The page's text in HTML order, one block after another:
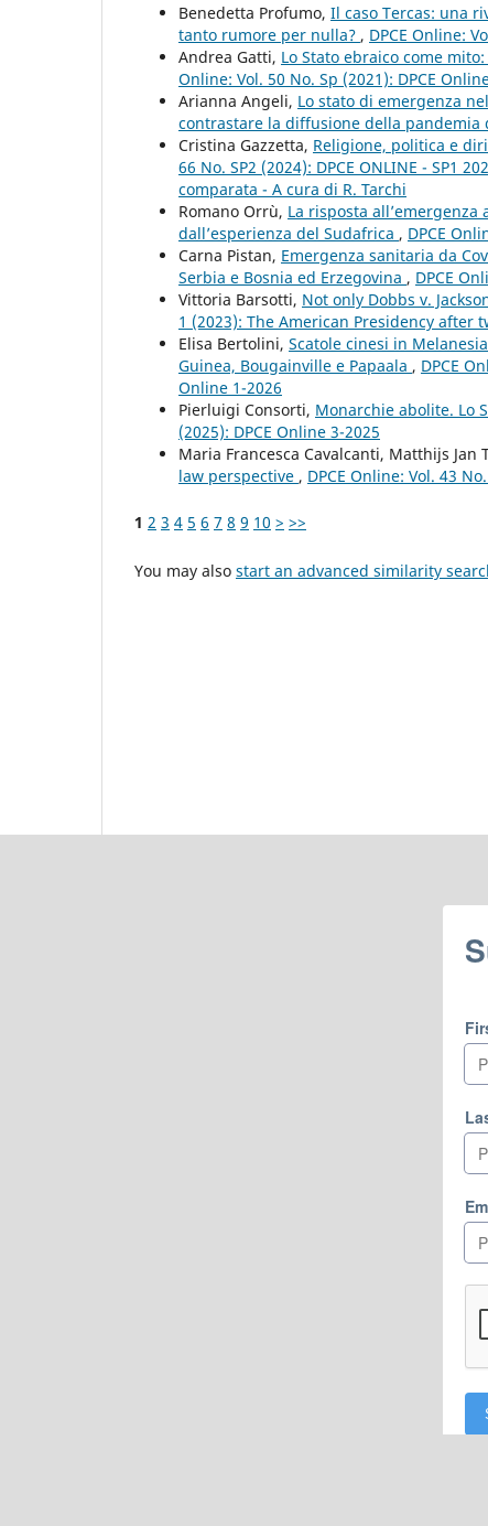
Benedetta Profumo, Il caso Tercas: una
tanto rumore per nulla? , DPCE Online:
Andrea Gatti, Lo Stato ebraico come
Online: Vol. 50 No. Sp (2021): DPCE
Arianna Angeli, Lo stato di emergenza
contrastare la diffusione della pandemia
Cristina Gazzetta, Religione, politica e
66 No. SP2 (2024): DPCE ONLINE -
comparata - A cura di R. Tarchi
Romano Orrù, La risposta
dall’esperienza del Sudafrica , DPCE
Carna Pistan, Emergenza sanitaria da
Serbia e Bosnia ed Erzegovina , DPCE
Vittoria Barsotti, Not only Dobbs v.
1 (2023): The American Presidency after
Elisa Bertolini, Scatole cinesi in
Guinea, Bougainville e Papaala , DPCE
Online 1-2026
Pierluigi Consorti, Monarchie abolite. Lo
(2025): DPCE Online 3-2025
Maria Francesca Cavalcanti, Matthijs Jan
law perspective , DPCE Online: Vol. 43
1 2 3 4 5 6 7 8 9 10 > >>
You may also start an advanced similarity